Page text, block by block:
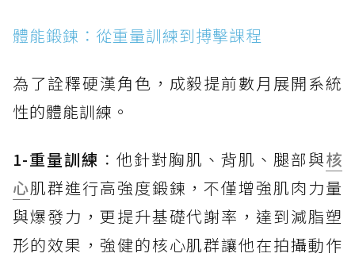
體能鍛鍊：從重量訓練到搏擊課程
為了詮釋硬漢角色，成毅提前數月展開系統
性的體能訓練。
1-重量訓練 ：他針對胸肌、背肌、腿部與核
心肌群進行高強度鍛鍊，不僅增強肌肉力量
與爆發力，更提升基礎代謝率，達到減脂塑
形的效果，強健的核心肌群讓他在拍攝動作